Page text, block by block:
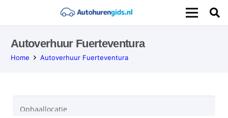
Autoverhuur Fuerteventura
Home Autoverhuur Fuerteventura
Ophaallocatie